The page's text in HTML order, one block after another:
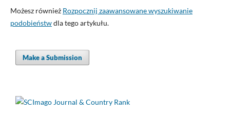
Możesz również Rozpocznij zaawansowane wyszukiwanie
podobieństwdla tego artykułu.
Make a Submission